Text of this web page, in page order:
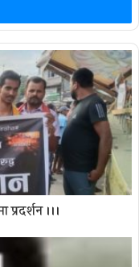
प्रदर्शन ।।।